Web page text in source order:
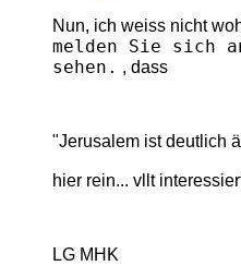
Nun, ich weiss nicht
melden Sie sich
sehen. , dass
"Jerusalem ist deutlich
hier rein... vllt
LG MHK